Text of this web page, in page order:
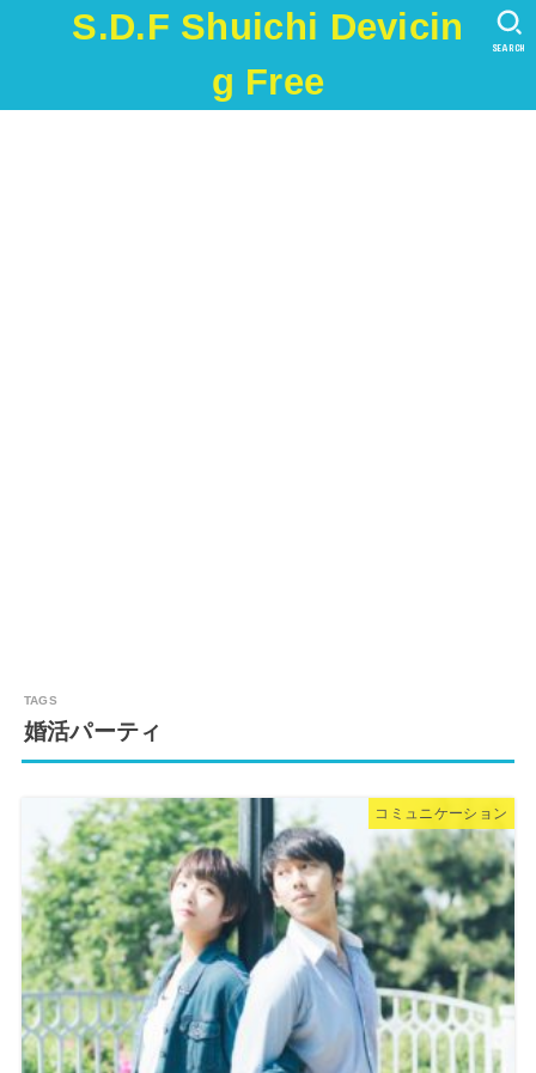
S.D.F Shuichi Devicin
g Free
SEARCH
婚活パーティ
コミュニケーション